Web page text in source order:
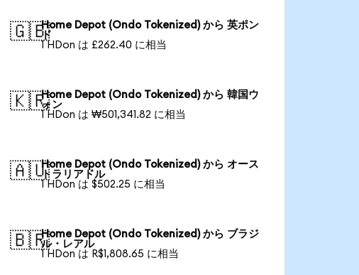
🇬🇧Home Depot (Ondo Tokenized) から 英ポン
ド
1 HDon は £262.40 に相当
🇰🇷Home Depot (Ondo Tokenized) から 韓国ウ
ォン
1 HDon は ₩501,341.82 に相当
🇦🇺Home Depot (Ondo Tokenized) から オース
トラリアドル
1 HDon は $502.25 に相当
🇧🇷Home Depot (Ondo Tokenized) から ブラジ
ル・レアル
1 HDon は R$1,808.65 に相当